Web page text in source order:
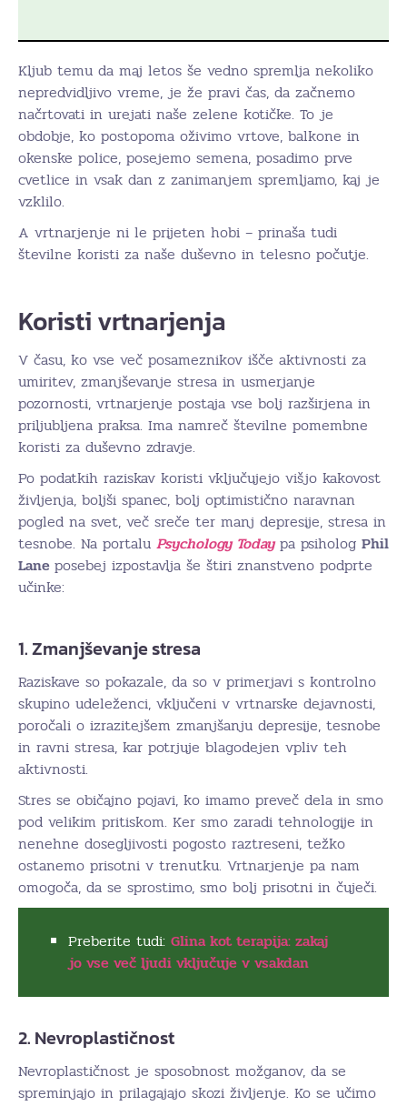
Kljub temu da maj letos še vedno spremlja nekoliko
nepredvidljivo vreme, je že pravi čas, da začnemo
načrtovati in urejati naše zelene kotičke. To je
obdobje, ko postopoma oživimo vrtove, balkone in
okenske police, posejemo semena, posadimo prve
cvetlice in vsak dan z zanimanjem spremljamo, kaj je
vzklilo.
A vrtnarjenje ni le prijeten hobi – prinaša tudi
številne koristi za naše duševno in telesno počutje.
Koristi vrtnarjenja
V času, ko vse več posameznikov išče aktivnosti za
umiritev, zmanjševanje stresa in usmerjanje
pozornosti, vrtnarjenje postaja vse bolj razširjena in
priljubljena praksa. Ima namreč številne pomembne
koristi za duševno zdravje.
Po podatkih raziskav koristi vključujejo višjo kakovost
življenja, boljši spanec, bolj optimistično naravnan
pogled na svet, več sreče ter manj depresije, stresa in
tesnobe. Na portalu Psychology Today pa psiholog Phil
Lane posebej izpostavlja še štiri znanstveno podprte
učinke:
1. Zmanjševanje stresa
Raziskave so pokazale, da so v primerjavi s kontrolno
skupino udeleženci, vključeni v vrtnarske dejavnosti,
poročali o izrazitejšem zmanjšanju depresije, tesnobe
in ravni stresa, kar potrjuje blagodejen vpliv teh
aktivnosti.
Stres se običajno pojavi, ko imamo preveč dela in smo
pod velikim pritiskom. Ker smo zaradi tehnologije in
nenehne dosegljivosti pogosto raztreseni, težko
ostanemo prisotni v trenutku. Vrtnarjenje pa nam
omogoča, da se sprostimo, smo bolj prisotni in čuječi.
Preberite tudi: Glina kot terapija: zakaj
jo vse več ljudi vključuje v vsakdan
2. Nevroplastičnost
Nevroplastičnost je sposobnost možganov, da se
spreminjajo in prilagajajo skozi življenje. Ko se učimo